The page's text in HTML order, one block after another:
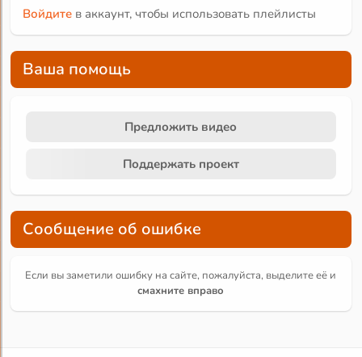
Войдите в аккаунт, чтобы использовать плейлисты
Ваша помощь
Предложить видео
Поддержать проект
Сообщение об ошибке
Если вы заметили ошибку на сайте, пожалуйста, выделите её и
смахните вправо